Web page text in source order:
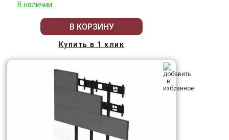
В наличии
В КОРЗИНУ
Купить в 1 клик